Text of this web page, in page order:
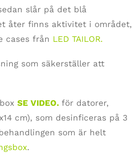
slår på det blå
åter finns aktivitet i området,
cases från LED TAILOR.
som säkerställer att
SE VIDEO. för datorer,
cm), som desinficeras på 3
som är helt
.